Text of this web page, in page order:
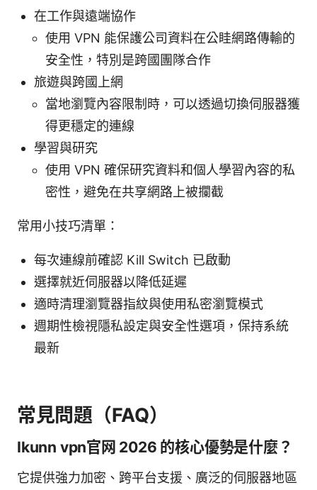
在工作與遠端協作
使用 VPN 能保護公司資料在公眭網路傳輸的
安全性，特別是跨國團隊合作
旅遊與跨國上網
當地瀏覽內容限制時，可以透過切換伺服器獲
得更穩定的連線
學習與研究
使用 VPN 確保研究資料和個人學習內容的私
密性，避免在共享網路上被攔截
常用小技巧清單：
每次連線前確認 Kill Switch 已啟動
選擇就近伺服器以降低延遲
適時清理瀏覽器指紋與使用私密瀏覽模式
週期性檢視隱私設定與安全性選項，保持系統
最新
常見問題（FAQ）
Ikunn vpn官网 2026 的核心優勢是什麼？
它提供強力加密、跨平台支援、廣泛的伺服器地區